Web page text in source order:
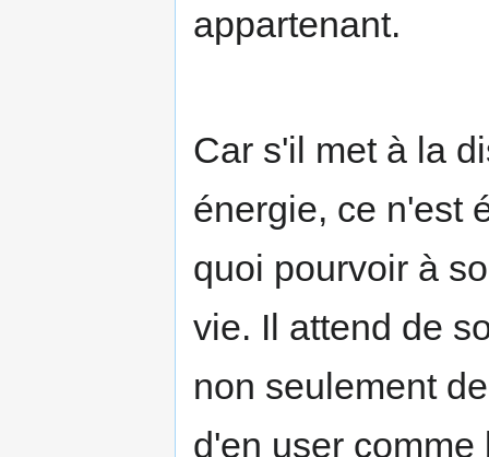
appartenant.
Car s'il met à la
énergie, ce n'est
quoi pourvoir à
vie. Il attend de
non seulement
d'en user